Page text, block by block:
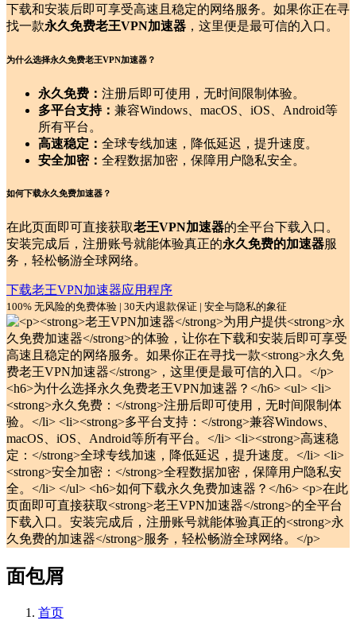
下载和安装后即可享受高速且稳定的网络服务。如果你正在寻
找一款永久免费老王VPN加速器 ，这里便是最可信的入口。
为什么选择永久免费老王VPN加速器？
永久免费： 注册后即可使用，无时间限制体验。
多平台支持： 兼容Windows、macOS、iOS、Android等
所有平台。
高速稳定： 全球专线加速，降低延迟，提升速度。
安全加密： 全程数据加密，保障用户隐私安全。
如何下载永久免费加速器？
在此页面即可直接获取老王VPN加速器的全平台下载入口。
安装完成后，注册账号就能体验真正的永久免费的加速器服
务，轻松畅游全球网络。
下载老王VPN加速器应用程序
100% 无风险的免费体验 | 30天内退款保证 | 安全与隐私的象征
面包屑
首页